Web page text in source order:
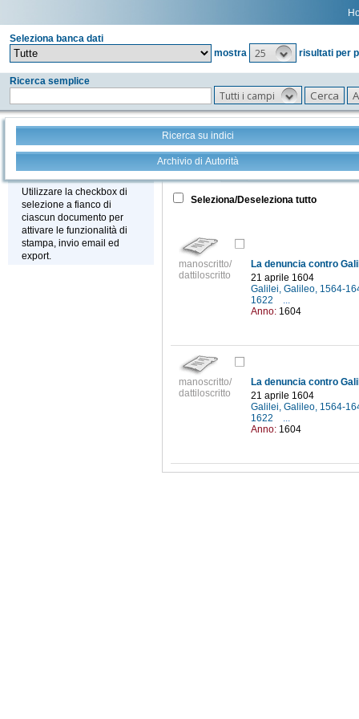
Seleziona banca dati
mostra
25 risultati per
Ricerca semplice
Tutti i campi
Ricerca su indici
Archivio di Autorità
Stampa - Email - Export
Utilizzare la checkbox di
selezione a fianco di
ciascun documento per
attivare le funzionalità di
stampa, invio email ed
export.
Tutto +
Seleziona/Deseleziona tutto
manoscritto/
dattiloscritto
La denuncia contro
21 aprile 1604
Galilei, Galileo, 1564-
1622
...
Anno: 1604
manoscritto/
dattiloscritto
La denuncia contro
21 aprile 1604
Galilei, Galileo, 1564-
1622
...
Anno: 1604